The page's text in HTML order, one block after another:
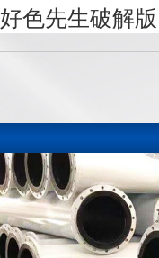
好色先生破解